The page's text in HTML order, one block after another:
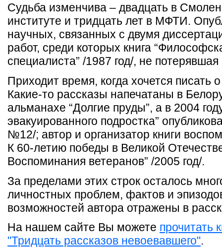
Судьба изменчива – двадцать в
институте и тридцать лет в МФТИ.
научных, связанных с двумя
работ, среди которых книга
специалиста” /1987 год/, не
Приходит время, когда хочется писать
Какие-то рассказы напечатаны в
альманахе “Долгие пруды”, а в 2004
эвакуированного подростка”
№12/; автор и организатор книги
К 60-летию победы в Великой
Воспоминания ветеранов” /2005 год/.
За пределами этих строк осталось
личностных проблем, фактов и
возможностей автора отражены в
На нашем сайте Вы можете прочитать
"Тридцать рассказов невоевавшего".